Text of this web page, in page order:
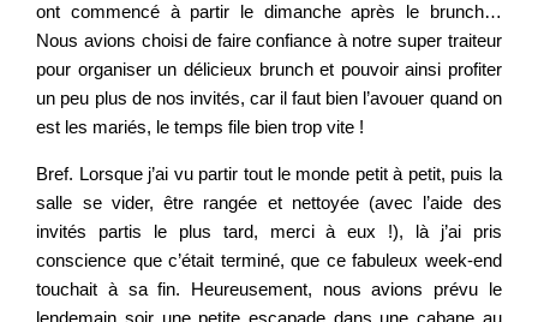
ont commencé à partir le dimanche après le brunch…
Nous avions choisi de faire confiance à notre super traiteur
pour organiser un délicieux brunch et pouvoir ainsi profiter
un peu plus de nos invités, car il faut bien l’avouer quand on
est les mariés, le temps file bien trop vite !
Bref. Lorsque j’ai vu partir tout le monde petit à petit, puis la
salle se vider, être rangée et nettoyée (avec l’aide des
invités partis le plus tard, merci à eux !), là j’ai pris
conscience que c’était terminé, que ce fabuleux week-end
touchait à sa fin. Heureusement, nous avions prévu le
lendemain soir une petite escapade dans une cabane au